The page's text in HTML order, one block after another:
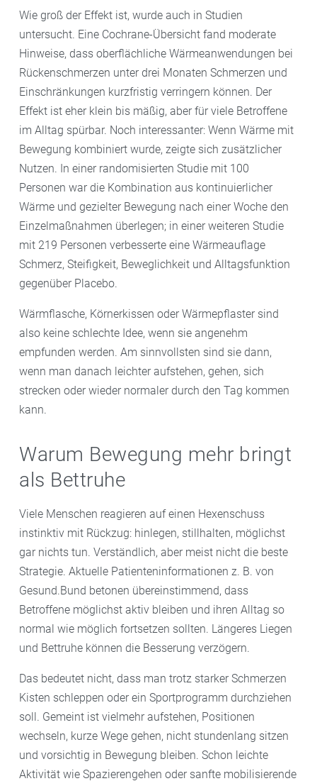
Wie groß der Effekt ist, wurde auch in Studien
untersucht. Eine Cochrane-Übersicht fand moderate
Hinweise, dass oberflächliche Wärmeanwendungen bei
Rückenschmerzen unter drei Monaten Schmerzen und
Einschränkungen kurzfristig verringern können. Der
Effekt ist eher klein bis mäßig, aber für viele Betroffene
im Alltag spürbar. Noch interessanter: Wenn Wärme mit
Bewegung kombiniert wurde, zeigte sich zusätzlicher
Nutzen. In einer randomisierten Studie mit 100
Personen war die Kombination aus kontinuierlicher
Wärme und gezielter Bewegung nach einer Woche den
Einzelmaßnahmen überlegen; in einer weiteren Studie
mit 219 Personen verbesserte eine Wärmeauflage
Schmerz, Steifigkeit, Beweglichkeit und Alltagsfunktion
gegenüber Placebo.
Wärmflasche, Körnerkissen oder Wärmepflaster sind
also keine schlechte Idee, wenn sie angenehm
empfunden werden. Am sinnvollsten sind sie dann,
wenn man danach leichter aufstehen, gehen, sich
strecken oder wieder normaler durch den Tag kommen
kann.
Warum Bewegung mehr bringt
als Bettruhe
Viele Menschen reagieren auf einen Hexenschuss
instinktiv mit Rückzug: hinlegen, stillhalten, möglichst
gar nichts tun. Verständlich, aber meist nicht die beste
Strategie. Aktuelle Patienteninformationen z. B. von
Gesund.Bund betonen übereinstimmend, dass
Betroffene möglichst aktiv bleiben und ihren Alltag so
normal wie möglich fortsetzen sollten. Längeres Liegen
und Bettruhe können die Besserung verzögern.
Das bedeutet nicht, dass man trotz starker Schmerzen
Kisten schleppen oder ein Sportprogramm durchziehen
soll. Gemeint ist vielmehr aufstehen, Positionen
wechseln, kurze Wege gehen, nicht stundenlang sitzen
und vorsichtig in Bewegung bleiben. Schon leichte
Aktivität wie Spazierengehen oder sanfte mobilisierende